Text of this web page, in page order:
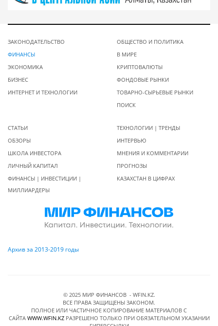
ЗАКОНОДАТЕЛЬСТВО
ФИНАНСЫ
ЭКОНОМИКА
БИЗНЕС
ИНТЕРНЕТ И ТЕХНОЛОГИИ
ОБЩЕСТВО И ПОЛИТИКА
В МИРЕ
КРИПТОВАЛЮТЫ
ФОНДОВЫЕ РЫНКИ
ТОВАРНО-СЫРЬЕВЫЕ РЫНКИ
ПОИСК
СТАТЬИ
ОБЗОРЫ
ШКОЛА ИНВЕСТОРА
ЛИЧНЫЙ КАПИТАЛ
ФИНАНСЫ | ИНВЕСТИЦИИ |
МИЛЛИАРДЕРЫ
ТЕХНОЛОГИИ | ТРЕНДЫ
ИНТЕРВЬЮ
МНЕНИЯ И КОММЕНТАРИИ
ПРОГНОЗЫ
КАЗАХСТАН В ЦИФРАХ
Архив за 2013-2019 годы
© 2025 МИР ФИНАНСОВ - WFIN.KZ.
ВСЕ ПРАВА ЗАЩИЩЕНЫ ЗАКОНОМ.
ПОЛНОЕ ИЛИ ЧАСТИЧНОЕ КОПИРОВАНИЕ МАТЕРИАЛОВ C
САЙТА WWW.WFIN.KZРАЗРЕШЕНО ТОЛЬКО ПРИ ОБЯЗАТЕЛЬНОМ УКАЗАНИИ